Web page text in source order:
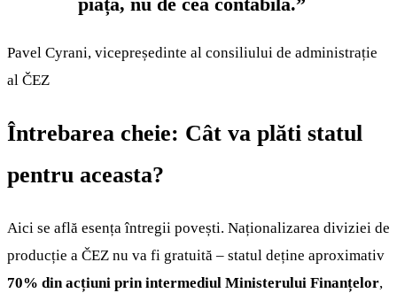
Pavel Cyrani, vicepreședinte al consiliului de administrație
al ČEZ
Întrebarea cheie: Cât va plăti statul
pentru aceasta?
Aici se află esența întregii povești. Naționalizarea diviziei de
producție a ČEZ nu va fi gratuită – statul deține aproximativ
70% din acțiuni prin intermediul Ministerului Finanțelor,